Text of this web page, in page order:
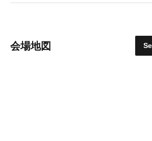
会場地図